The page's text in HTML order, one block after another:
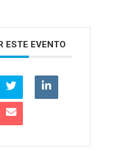
ESTE EVENTO